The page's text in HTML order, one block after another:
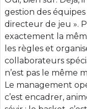
gestion des
directeur de jeu ».
exactement la
les règles et
collaborateurs
n’est pas le même
Le management
c’est encadrer,